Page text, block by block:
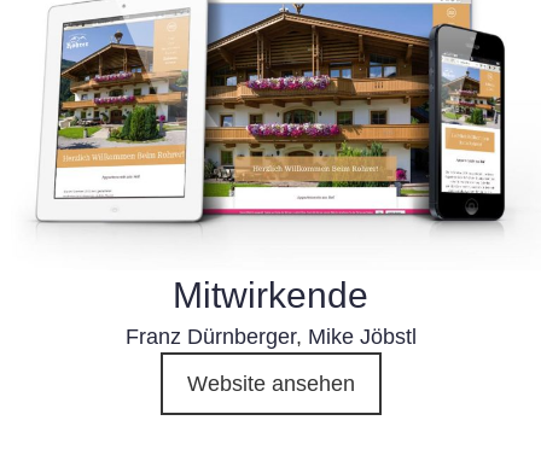
Mitwirkende
Franz Dürnberger, Mike Jöbstl
Website ansehen